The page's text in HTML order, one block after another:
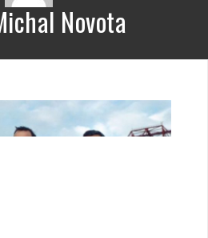
Novota